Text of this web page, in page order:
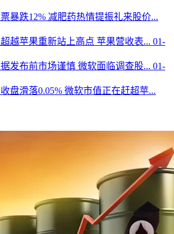
暴跌12% 减肥药热情提振礼来股价...
越苹果重新站上高点 苹果营收表... 01-
发布前市场谨慎 微软面临调查股... 01-
盘滑落0.05% 微软市值正在赶超苹...